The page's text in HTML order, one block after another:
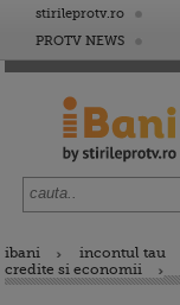
stirileprotv.ro
PROTV NEWS
ibani
incontul tau
credite si economii